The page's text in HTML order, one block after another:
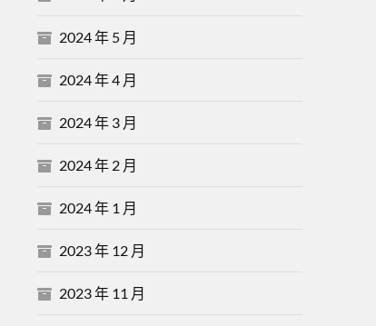
2024 年 5 月
2024 年 4 月
2024 年 3 月
2024 年 2 月
2024 年 1 月
2023 年 12 月
2023 年 11 月